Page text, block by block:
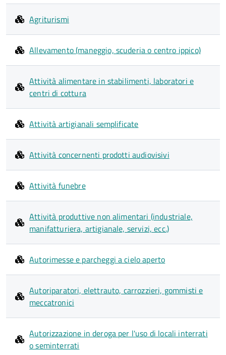
Agriturismi
Allevamento (maneggio, scuderia o centro ippico)
Attività alimentare in stabilimenti, laboratori e
centri di cottura
Attività artigianali semplificate
Attività concernenti prodotti audiovisivi
Attività funebre
Attività produttive non alimentari (industriale,
manifatturiera, artigianale, servizi, ecc.)
Autorimesse e parcheggi a cielo aperto
Autoriparatori, elettrauto, carrozzieri, gommisti e
meccatronici
Autorizzazione in deroga per l'uso di locali interrati
o seminterrati